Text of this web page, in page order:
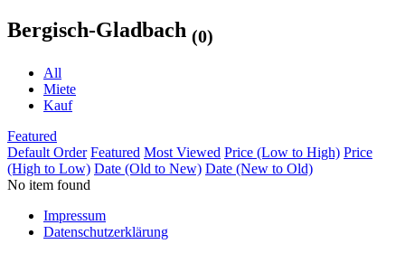
Bergisch-Gladbach (0)
All
Miete
Kauf
Featured
Default Order Featured Most Viewed Price (Low to High) Price
(High to Low) Date (Old to New) Date (New to Old)
No item found
Impressum
Datenschutzerklärung